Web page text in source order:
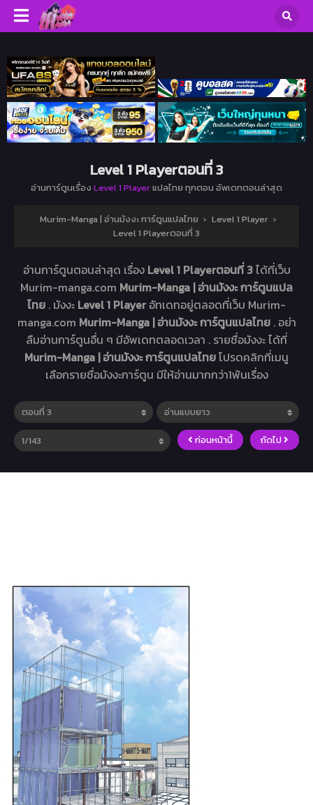
Level 1 Playerตอนที่ 3
อ่านการ์ตูนเรื่อง Level 1 Playerแปลไทย ทุกตอน อัพเดทตอนล่าสุด
Murim-Manga | อ่านมังงะ การ์ตูนแปลไทย › Level 1 Player ›
Level 1 Playerตอนที่ 3
อ่านการ์ตูนตอนล่าสุด เรื่อง Level 1 Playerตอนที่ 3ได้ที่เว็บ
Murim-manga.com Murim-Manga | อ่านมังงะ การ์ตูนแปล
ไทย . มังงะ Level 1 Player อัทเดทอยู่ตลอดที่เว็บ Murim-
manga.com Murim-Manga | อ่านมังงะ การ์ตูนแปลไทย . อย่า
ลืมอ่านการ์ตูนอื่น ๆ มีอัพเดทตลอดเวลา . รายชื่อมังงะ ได้ที่
Murim-Manga | อ่านมังงะ การ์ตูนแปลไทยโปรดคลิกที่เมนู
เลือกรายชื่อมังงะการ์ตูน มีให้อ่านมากกว่า1พันเรื่อง
ก่อนหน้านี้ ถัดไป